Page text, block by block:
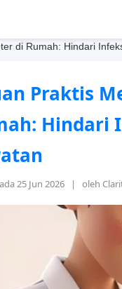
di Rumah: Hindari
Praktis
Hindari
25 Jun 2026 | oleh